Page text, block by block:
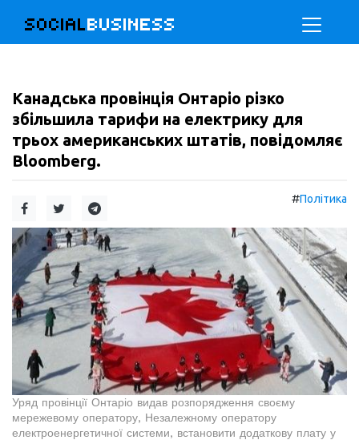
SOCIALBUSINESS
Канадська провінція Онтаріо різко
збільшила тарифи на електрику для
трьох американських штатів, повідомляє
Bloomberg.
#Політика
Уряд провінції Онтаріо видав розпорядження своєму
мережевому оператору, Незалежному оператору
електроенергетичної системи, встановити додаткову плату у